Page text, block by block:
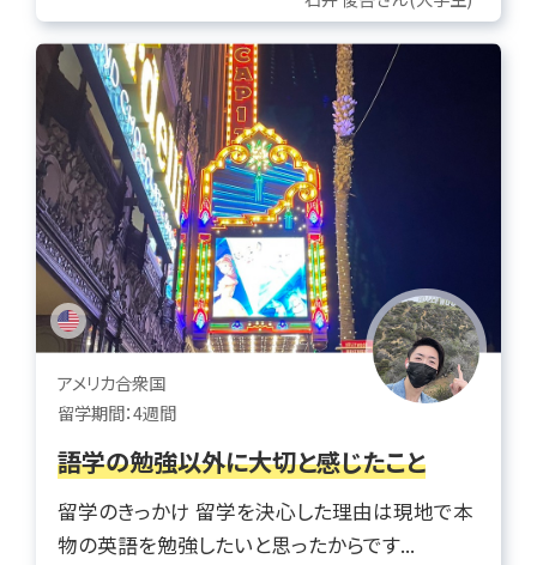
アメリカ合衆国
留学期間：4週間
語学の勉強以外に大切と感じたこと
留学のきっかけ 留学を決心した理由は現地で本
物の英語を勉強したいと思ったからです...